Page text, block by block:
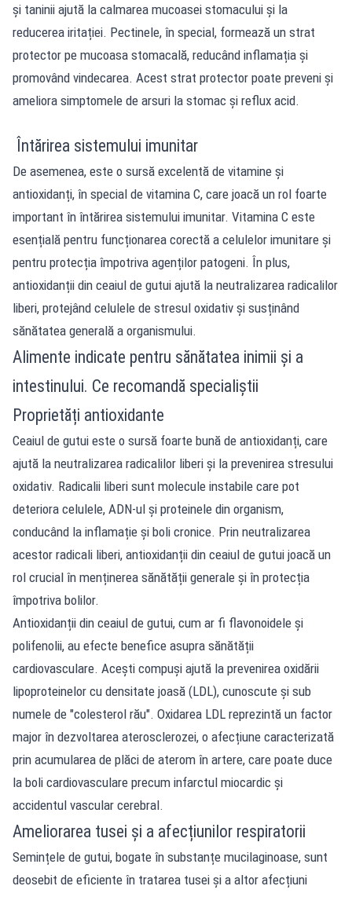
și taninii ajută la calmarea mucoasei stomacului și la
reducerea iritației. Pectinele, în special, formează un strat
protector pe mucoasa stomacală, reducând inflamația și
promovând vindecarea. Acest strat protector poate preveni și
ameliora simptomele de arsuri la stomac și reflux acid.
Întărirea sistemului imunitar
De asemenea, este o sursă excelentă de vitamine și
antioxidanți, în special de vitamina C, care joacă un rol foarte
important în întărirea sistemului imunitar. Vitamina C este
esențială pentru funcționarea corectă a celulelor imunitare și
pentru protecția împotriva agenților patogeni. În plus,
antioxidanții din ceaiul de gutui ajută la neutralizarea radicalilor
liberi, protejând celulele de stresul oxidativ și susținând
sănătatea generală a organismului.
Alimente indicate pentru sănătatea inimii și a
intestinului. Ce recomandă specialiștii
Proprietăți antioxidante
Ceaiul de gutui este o sursă foarte bună de antioxidanți, care
ajută la neutralizarea radicalilor liberi și la prevenirea stresului
oxidativ. Radicalii liberi sunt molecule instabile care pot
deteriora celulele, ADN-ul și proteinele din organism,
conducând la inflamație și boli cronice. Prin neutralizarea
acestor radicali liberi, antioxidanții din ceaiul de gutui joacă un
rol crucial în menținerea sănătății generale și în protecția
împotriva bolilor.
Antioxidanții din ceaiul de gutui, cum ar fi flavonoidele și
polifenolii, au efecte benefice asupra sănătății
cardiovasculare. Acești compuși ajută la prevenirea oxidării
lipoproteinelor cu densitate joasă (LDL), cunoscute și sub
numele de "colesterol rău". Oxidarea LDL reprezintă un factor
major în dezvoltarea aterosclerozei, o afecțiune caracterizată
prin acumularea de plăci de aterom în artere, care poate duce
la boli cardiovasculare precum infarctul miocardic și
accidentul vascular cerebral.
Ameliorarea tusei și a afecțiunilor respiratorii
Semințele de gutui, bogate în substanțe mucilaginoase, sunt
deosebit de eficiente în tratarea tusei și a altor afecțiuni